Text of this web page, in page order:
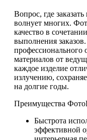
Вопрос, где
волнует многих.
качество в
выполнения
профессионального
материалов от
каждое изделие
излучению,
на долгие годы.
Преимущества
Быстрота
эффективной